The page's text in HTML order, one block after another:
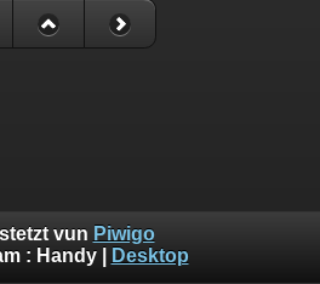
vun Piwigo
: Handy| Desktop